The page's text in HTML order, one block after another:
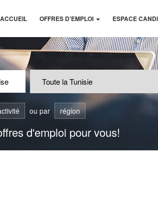
OFFRES D'EMPLOI ESPACE
ou par région
d'emploi pour vous!